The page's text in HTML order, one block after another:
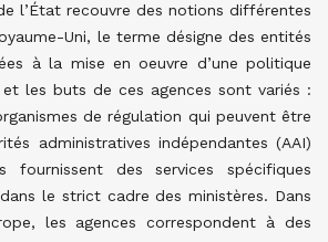
l’État recouvre des notions différentes
Uni, le terme désigne des entités
à la mise en oeuvre d’une politique
les buts de ces agences sont variés :
de régulation qui peuvent être
administratives indépendantes (AAI)
fournissent des services spécifiques
le strict cadre des ministères. Dans
les agences correspondent à des